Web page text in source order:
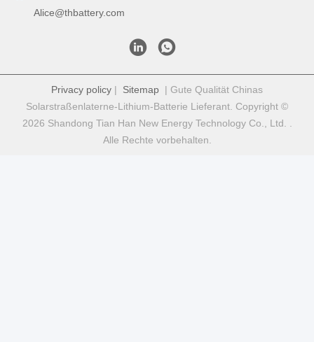
Alice@thbattery.com
Privacy policy | Sitemap | Gute Qualität Chinas
Solarstraßenlaterne-Lithium-Batterie Lieferant. Copyright ©
2026 Shandong Tian Han New Energy Technology Co., Ltd. .
Alle Rechte vorbehalten.